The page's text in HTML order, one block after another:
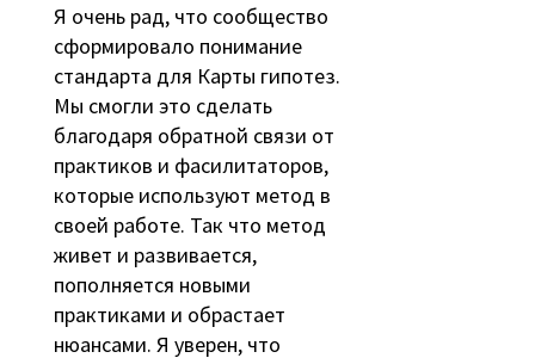
Я очень рад, что сообщество
сформировало понимание
стандарта для Карты гипотез.
Мы смогли это сделать
благодаря обратной связи от
практиков и фасилитаторов,
которые используют метод в
своей работе. Так что метод
живет и развивается,
пополняется новыми
практиками и обрастает
нюансами. Я уверен, что